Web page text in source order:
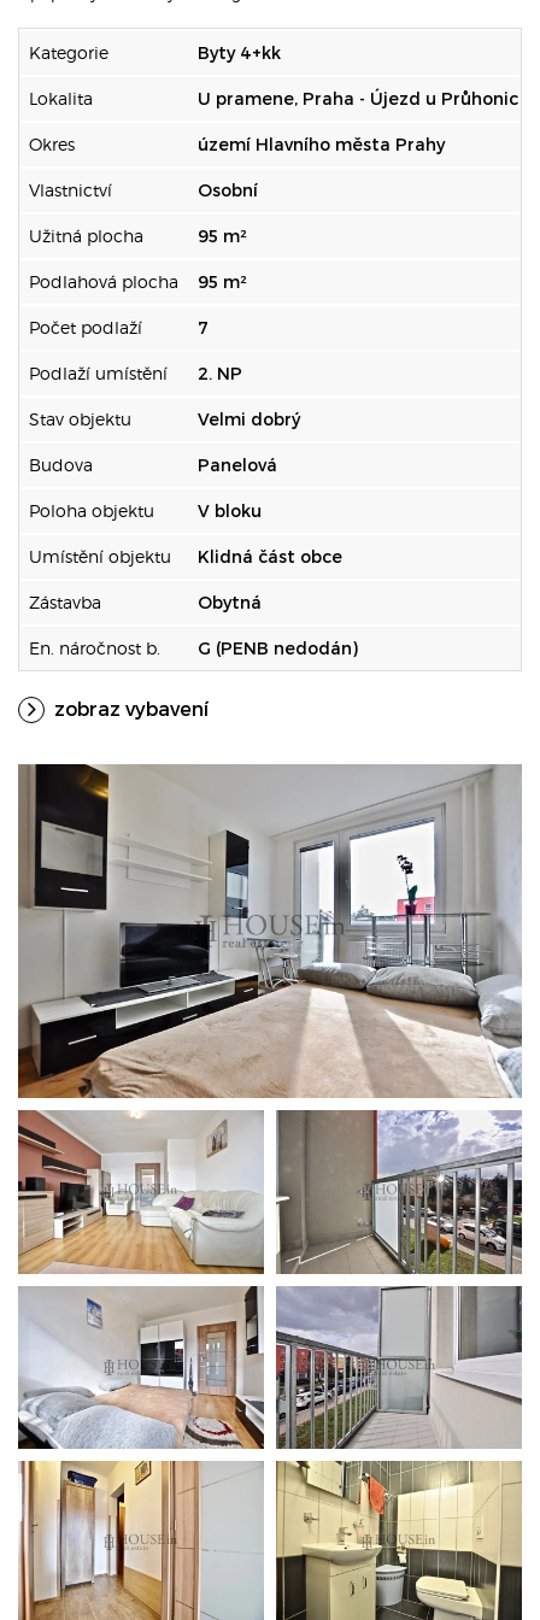
Kategorie Byty 4+kk
Lokalita U pramene, Praha - Újezd u Průhonic
Okres území Hlavního města Prahy
Vlastnictví Osobní
Užitná plocha 95 m²
Podlahová plocha 95 m²
Počet podlaží 7
Podlaží umístění 2. NP
Stav objektu Velmi dobrý
Budova Panelová
Poloha objektu V bloku
Umístění objektu Klidná část obce
Zástavba Obytná
En. náročnost b. G (PENB nedodán)
zobraz vybavení